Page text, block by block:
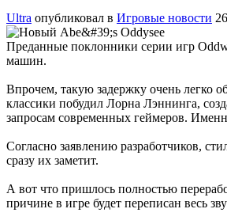
Ultra опубликовал в Игровые новости
Преданные поклонники серии игр
машин.
Впрочем, такую задержку очень легко
классики побудил Лорна Лэннинга,
запросам современных геймеров.
Согласно заявлению разработчиков,
сразу их заметит.
А вот что пришлось полностью
причине в игре будет переписан весь